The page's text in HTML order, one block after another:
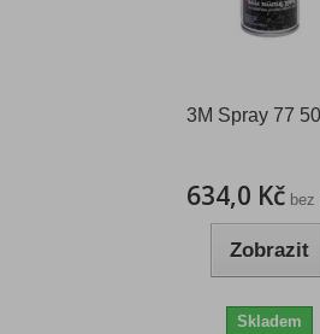
3M Spray 77
634,0 Kč bez
Zobrazit
Skladem